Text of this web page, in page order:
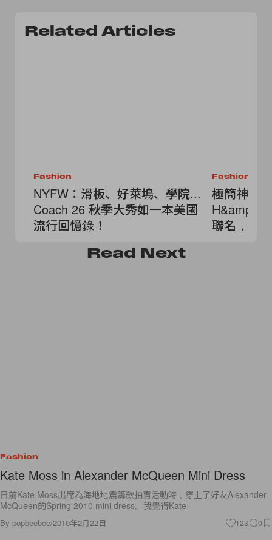
Related Articles
Fashion
NYFW：滑板、好萊塢、學院...
Coach 26 秋季大秀如一本美國
流行回憶錄！
Fashion
極簡神級
H&amp;M
聯名，不
Read Next
Fashion
Kate Moss in Alexander McQueen Mini Dress
日前Kate Moss出席為海地地震籌款拍賣活動時，穿上了好友Alexander
McQueen的Spring 2010 mini dress。我覺得Kate
By popbeebee/2010年2月22日 123 0